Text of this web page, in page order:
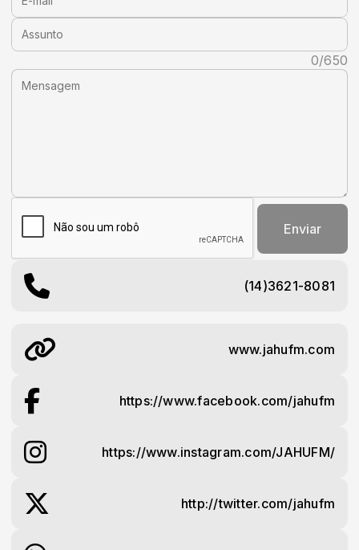
Assunto:
0/650
Enviar
(14)3621-8081
www.jahufm.com
https://www.facebook.com/jahufm
https://www.instagram.com/JAHUFM/
http://twitter.com/jahufm